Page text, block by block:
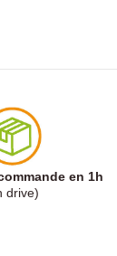
en 1h
drive)